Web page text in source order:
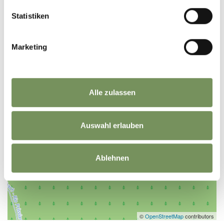
Statistiken
Marketing
Alle zulassen
Auswahl erlauben
Ablehnen
©OpenStreetMapcontributors